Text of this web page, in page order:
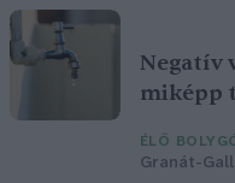
Negatív
miképp
ÉLŐ
Granát-